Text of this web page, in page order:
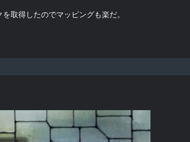
取得したのでマッピングも楽だ。